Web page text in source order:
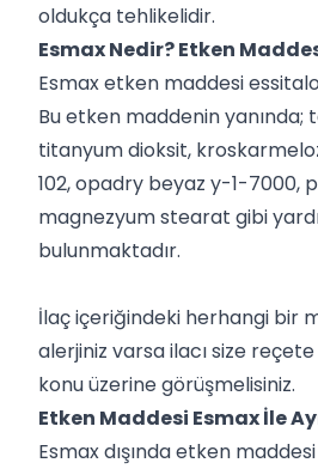
oldukça tehlikelidir.
Esmax Nedir? Etken
Esmax etken maddesi
Bu etken maddenin yanında;
titanyum dioksit,
102, opadry beyaz y-1-7000,
magnezyum stearat gibi
bulunmaktadır.
İlaç içeriğindeki herhangi bir
alerjiniz varsa ilacı size
konu üzerine görüşmelisiniz.
Etken Maddesi Esmax İle
Esmax dışında etken